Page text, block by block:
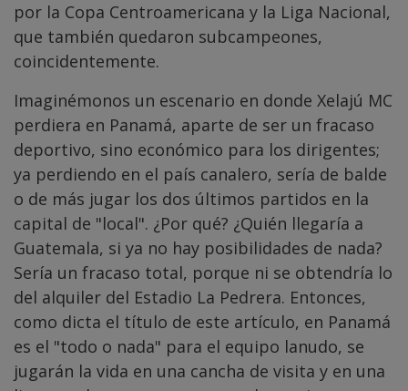
por la Copa Centroamericana y la Liga Nacional,
que también quedaron subcampeones,
coincidentemente.
Imaginémonos un escenario en donde Xelajú MC
perdiera en Panamá, aparte de ser un fracaso
deportivo, sino económico para los dirigentes;
ya perdiendo en el país canalero, sería de balde
o de más jugar los dos últimos partidos en la
capital de "local". ¿Por qué? ¿Quién llegaría a
Guatemala, si ya no hay posibilidades de nada?
Sería un fracaso total, porque ni se obtendría lo
del alquiler del Estadio La Pedrera. Entonces,
como dicta el título de este artículo, en Panamá
es el "todo o nada" para el equipo lanudo, se
jugarán la vida en una cancha de visita y en una